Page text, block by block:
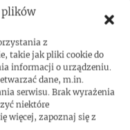
plików
z
takie jak pliki cookie do
informacji o urządzeniu.
dane, m.in.
serwisu. Brak wyrażenia
niektóre
więcej, zapoznaj się z